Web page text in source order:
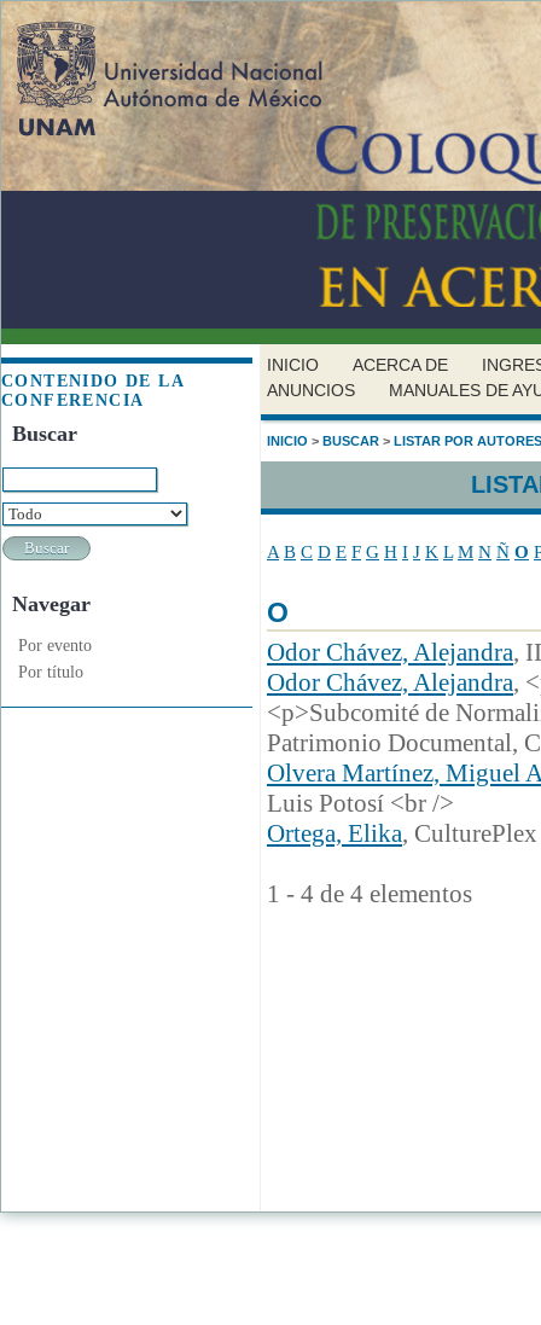
CONTENIDO DE LA
CONFERENCIA
Buscar
Navegar
Por evento
Por título
INICIO ACERCA DE
ANUNCIOS
MANUALES DE
INICIO > BUSCAR > LISTAR POR AUTORES
A B C D E F G H I J K L M N Ñ O P
O
Odor Chávez, Alejandra,
Odor Chávez, Alejandra,
<p>Subcomité de
Patrimonio Documental,
Olvera Martínez, Miguel
Luis Potosí <br />
Ortega, Elika,
1 - 4 de 4 elementos